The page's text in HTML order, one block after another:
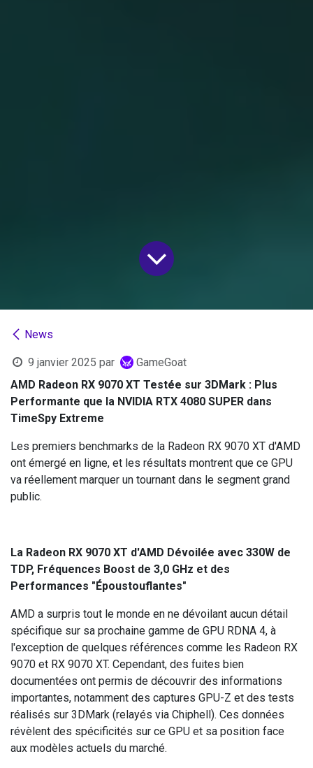
News
9 janvier 2025 par
GameGoat
AMD Radeon RX 9070 XT Testée sur 3DMark : Plus
Performante que la NVIDIA RTX 4080 SUPER dans
TimeSpy Extreme
Les premiers benchmarks de la Radeon RX 9070 XT d'AMD
ont émergé en ligne, et les résultats montrent que ce GPU
va réellement marquer un tournant dans le segment grand
public.
La Radeon RX 9070 XT d'AMD Dévoilée avec 330W de
TDP, Fréquences Boost de 3,0 GHz et des
Performances "Époustouflantes"
AMD a surpris tout le monde en ne dévoilant aucun détail
spécifique sur sa prochaine gamme de GPU RDNA 4, à
l'exception de quelques références comme les Radeon RX
9070 et RX 9070 XT. Cependant, des fuites bien
documentées ont permis de découvrir des informations
importantes, notamment des captures GPU-Z et des tests
réalisés sur 3DMark (relayés via Chiphell). Ces données
révèlent des spécificités sur ce GPU et sa position face
aux modèles actuels du marché.